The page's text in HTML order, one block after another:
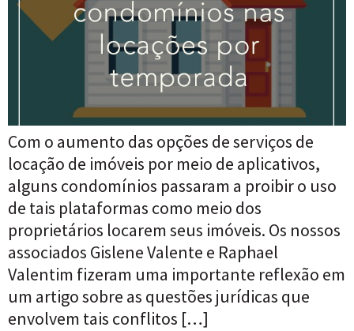
Com o aumento das opções de serviços de
locação de imóveis por meio de aplicativos,
alguns condomínios passaram a proibir o uso
de tais plataformas como meio dos
proprietários locarem seus imóveis. Os nossos
associados Gislene Valente e Raphael
Valentim fizeram uma importante reflexão em
um artigo sobre as questões jurídicas que
envolvem tais conflitos […]